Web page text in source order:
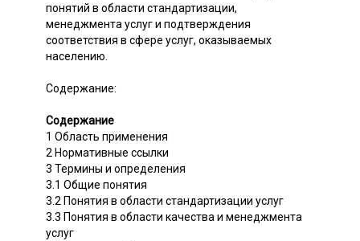
понятий в области стандартизации,
менеджмента услуг и подтверждения
соответствия в сфере услуг, оказываемых
населению.
Содержание:
Содержание
1 Область применения
2 Нормативные ссылки
3 Термины и определения
3.1 Общие понятия
3.2 Понятия в области стандартизации услуг
3.3 Понятия в области качества и менеджмента
услуг